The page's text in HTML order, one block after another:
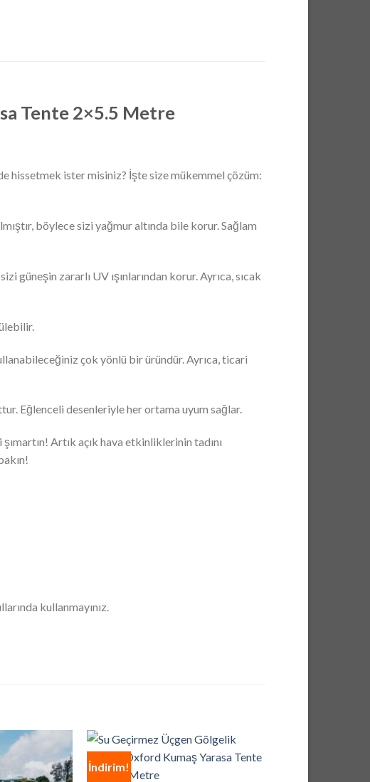
Tente 2×5.5 Metre
hissetmek ister misiniz? İşte size mükemmel çözüm:
böylece sizi yağmur altında bile korur. Sağlam
güneşin zararlı UV ışınlarından korur. Ayrıca, sıcak
çok yönlü bir üründür. Ayrıca, ticari
Eğlenceli desenleriyle her ortama uyum sağlar.
Artık açık hava etkinliklerinin tadını
kullanmayınız.
İndirim!